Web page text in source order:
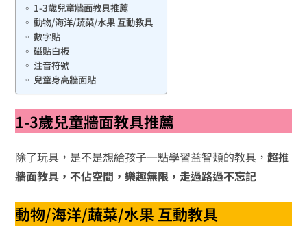
1-3歲兒童牆面教具推薦
動物/海洋/蔬菜/水果 互動教具
數字貼
磁貼白板
注音符號
兒童身高牆面貼
1-3歲兒童牆面教具推薦
除了玩具，是不是想給孩子一點學習益智類的教具， 超推
牆面教具，不佔空間，樂趣無限，走過路過不忘記
動物/海洋/蔬菜/水果 互動教具